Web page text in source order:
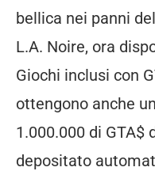
bellica nei panni
L.A. Noire, ora
Giochi inclusi con
ottengono anche
1.000.000 di GTA$
depositato